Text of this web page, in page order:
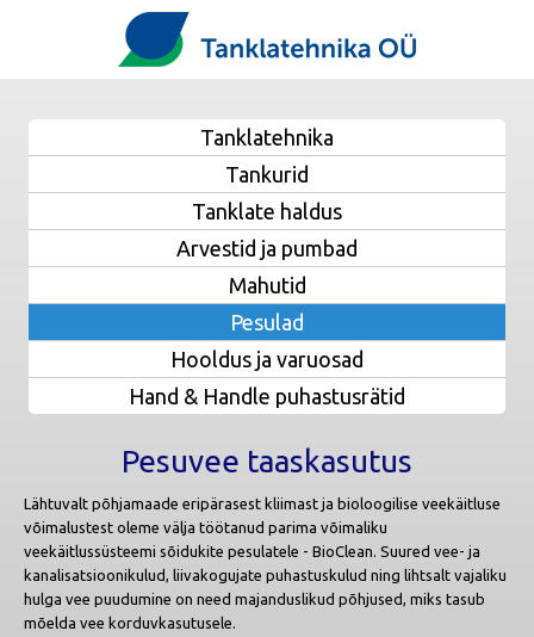
Tanklatehnika
Tankurid
Tanklate haldus
Arvestid ja pumbad
Mahutid
Pesulad
Hooldus ja varuosad
Hand & Handle puhastusrätid
Pesuvee taaskasutus
Lähtuvalt põhjamaade eripärasest kliimast ja bioloogilise veekäitluse
võimalustest oleme välja töötanud parima võimaliku
veekäitlussüsteemi sõidukite pesulatele - BioClean. Suured vee- ja
kanalisatsioonikulud, liivakogujate puhastuskulud ning lihtsalt vajaliku
hulga vee puudumine on need majanduslikud põhjused, miks tasub
mõelda vee korduvkasutusele.